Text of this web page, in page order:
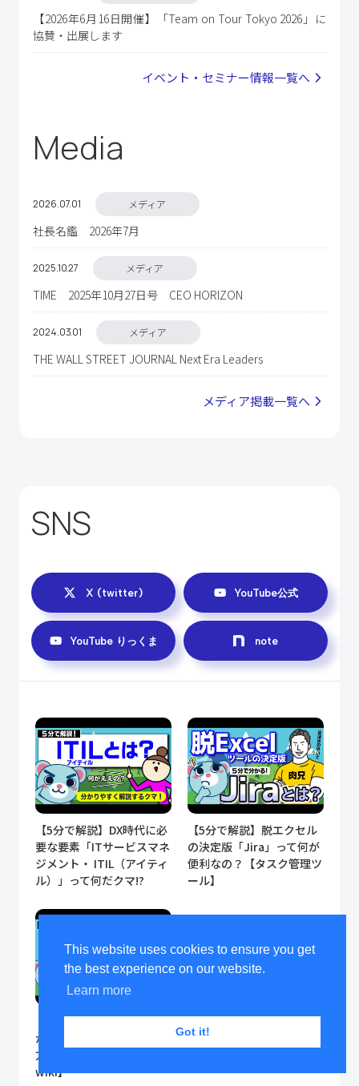
This website uses cookies to ensure you get
the best experience on our website.
Learn more
Got it!
【2026年6月16日開催】「Team on Tour Tokyo 2026」に
協賛・出展します
イベント・セミナー情報⼀覧へ
Media
2026.0701 メディア
社長名鑑 2026年7月
2025.1027 メディア
TIME 2025年10月27日号 CEO HORIZON
2024.0301 メディア
THE WALL STREET JOURNAL Next Era Leaders
メディア掲載⼀覧へ
SNS
X (twitter) YouTube公式
YouTube りっくま note
【5分で解説】DX時代に必
要な要素「ITサービスマネ
ジメント・ ITIL（アイティ
ル）」って何だクマ!?
【5分で解説】脱エクセル
の決定版「Jira」って何が
便利なの？【タスク管理ツ
ール】
【5分で解説】クマでも分
かる！Confluenceの使い
方【ナレッジ管理＆社内
wiki】